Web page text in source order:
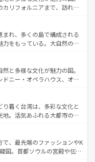
いため物価も高いが、旅行
ともできる。 なお、新
一覧 を参照してほしい。
リフォルニアまで、訪れる
ョッピング、エンターテイ
ポットだ。一方、アメリカ
ンドキャニオンやイエロー
楽と美食が融合した独特の
の各地域で異なる魅力を楽
な歴史を感じることができ
アメリカ
してほしい。
れ、多くの島で構成される
をもっている。大自然の神
番の観光地といえばオアフ
らマウイ島やカウアイ島が
に輝く海をはじめ、豊かな
々を迎えてくれるハワイの
やハワイアンミュージッ
すべてがハワイの魅力を彩
イ情報
ほしい。
と多様な文化が魅力の国。
ニー・オペラハウス、オー
えるウルル（エアーズロッ
林やケアンズの熱帯雨林な
、カフェやワイン、オージ
ており、サーフィンやダイ
トドア好きにはたまらな
魅力を存分に味わいつくそ
着く台湾は、多彩な文化と
。活気あふれる大都市の台
台湾東部など、都市の喧騒
、訪れる人に新しい発見と
、奥深い台湾の食文化も魅
、最先端のファッションやK
国。首都ソウルの宮殿や伝統